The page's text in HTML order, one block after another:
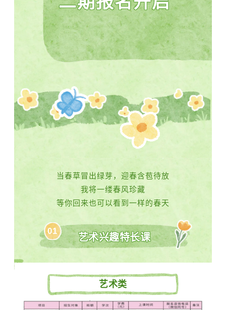
当春草冒出绿芽，迎春含苞待放
我将一缕春风珍藏
等你回来也可以看到一样的春天
01
艺术兴趣特长课
艺术类